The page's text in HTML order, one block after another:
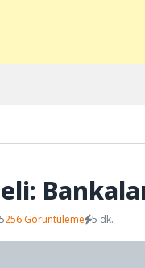
256 Görüntüleme 5 dk.